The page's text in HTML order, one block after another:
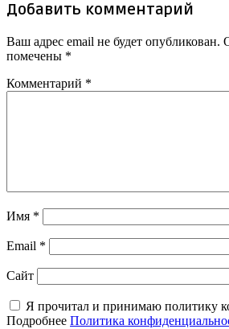
Добавить комментарий
Ваш адрес email не будет опубликован.
помечены *
Комментарий *
Имя *
Email *
Сайт
Я прочитал и принимаю политику
Подробнее Политика